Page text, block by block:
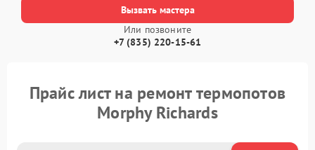
Вызвать мастера
Или позвоните
+7 (835) 220-15-61
Прайс лист на ремонт термопотов
Morphy Richards